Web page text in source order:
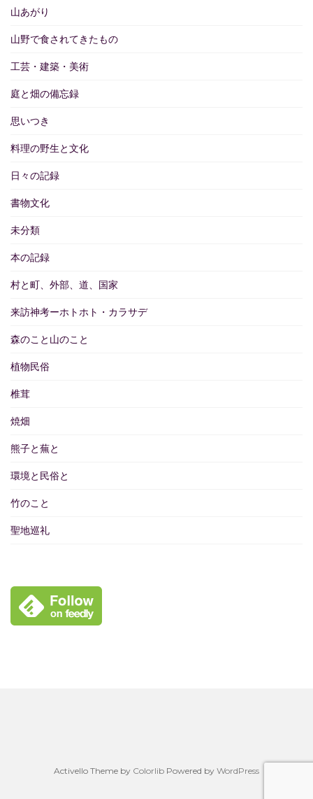
山あがり
山野で食されてきたもの
工芸・建築・美術
庭と畑の備忘録
思いつき
料理の野生と文化
日々の記録
書物文化
未分類
本の記録
村と町、外部、道、国家
来訪神考ーホトホト・カラサデ
森のこと山のこと
植物民俗
椎茸
焼畑
熊子と蕪と
環境と民俗と
竹のこと
聖地巡礼
Activello Theme by Colorlib Powered by WordPress